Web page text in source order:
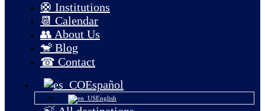
🛟 Institutions
📆 Calendar
👥 About Us
🐒 Blog
☎ Contact
Español
English